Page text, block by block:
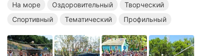
На море Оздоровительный
Творческий
Спортивный
Тематический Профильный